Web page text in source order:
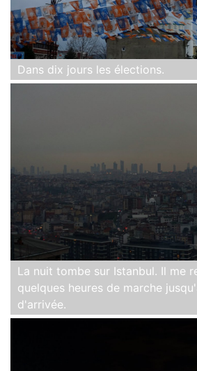
Dans dix jours les élections.
La nuit tombe sur Istanbul. Il me
quelques heures de marche
d'arrivée.